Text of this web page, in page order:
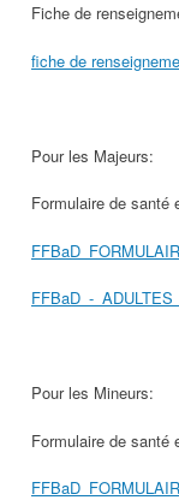
Fiche de
fiche de
Pour les Majeurs:
Formulaire de santé
FFBaD_-
Pour les Mineurs:
Formulaire de santé